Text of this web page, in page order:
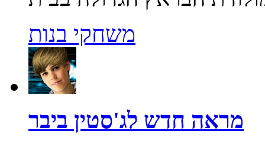
משחקי בנות
מראה חדש לג'סטין ביבר